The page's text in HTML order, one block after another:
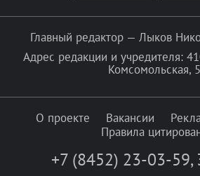
Главный редактор — Лыков
Адрес редакции и учредителя:
Комсомольская,
О проекте Вакансии
Правила
+7 (8452) 23-03-59,